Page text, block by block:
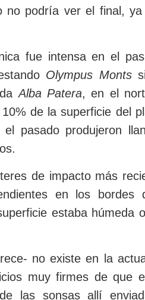
no podría ver el final,
fue intensa en el
Olympus Monts
Alba Patera, en el
de la superficie del
pasado produjeron
de impacto más
en los bordes
estaba húmeda
no existe en la
muy firmes de que
las sonsas allí